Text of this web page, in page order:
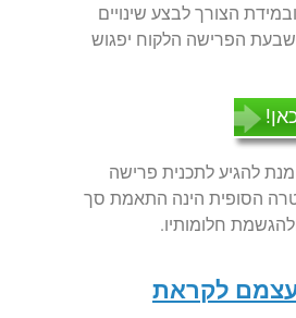
הצורך לבצע שינויים
הפרישה הלקוח יפגוש
מנת להגיע לתכנית פרישה
הסופית הינה התאמת סך
חלומותיו.
לקראת